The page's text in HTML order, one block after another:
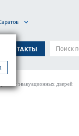
КОНТАКТЫ
эвакуационных дверей